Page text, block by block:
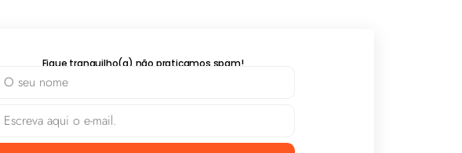
Fique tranquilho(a) não praticamos spam!